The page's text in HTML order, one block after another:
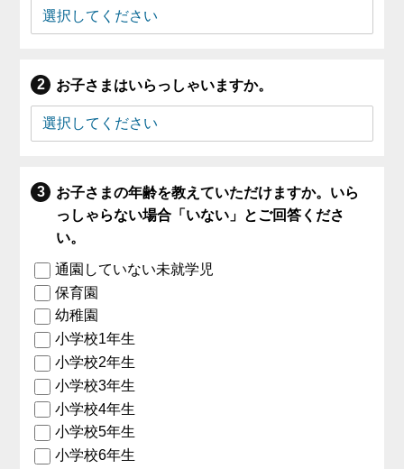
お子さまはいらっしゃいますか。
お子さまの年齢を教えていただけますか。いら
っしゃらない場合「いない」とご回答くださ
い。
通園していない未就学児
保育園
幼稚園
小学校1年生
小学校2年生
小学校3年生
小学校4年生
小学校5年生
小学校6年生